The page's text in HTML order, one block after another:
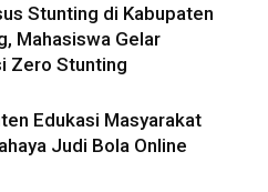
Stunting di Kabupaten
Mahasiswa Gelar
Zero Stunting
Edukasi Masyarakat
Judi Bola Online